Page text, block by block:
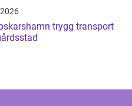
trygg transport